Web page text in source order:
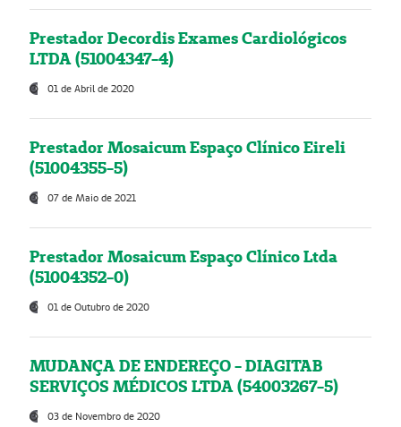
Prestador Decordis Exames Cardiológicos
LTDA (51004347-4)
01 de Abril de 2020
Prestador Mosaicum Espaço Clínico Eireli
(51004355-5)
07 de Maio de 2021
Prestador Mosaicum Espaço Clínico Ltda
(51004352-0)
01 de Outubro de 2020
MUDANÇA DE ENDEREÇO - DIAGITAB
SERVIÇOS MÉDICOS LTDA (54003267-5)
03 de Novembro de 2020